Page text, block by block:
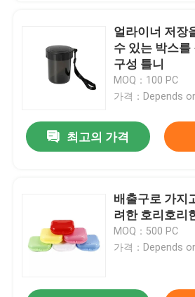
얼라이너 저장
수 있는 박스를
구성 틀니
MOQ：100 PC
가격：Depends
최고의 가격
배출구로 가지
려한 호리호리
MOQ：500 PC
가격：Depends